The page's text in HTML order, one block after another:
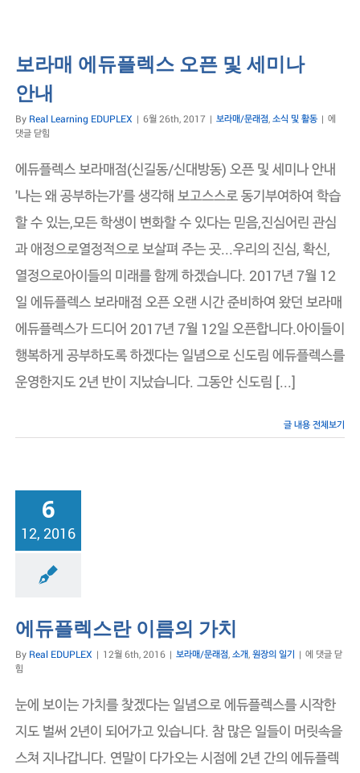
보라매 에듀플렉스 오픈 및 세미나
안내
By Real Learning EDUPLEX | 6월 26th, 2017 | 보라매/문래점,소식 및 활동 | 보
에
듀
플
렉
스
세
나
안
내
에
댓글 닫힘
에듀플렉스 보라매점(신길동/신대방동) 오픈 및 세미나 안내
'나는 왜 공부하는가'를 생각해 보고스스로 동기부여하여 학습
할 수 있는,모든 학생이 변화할 수 있다는 믿음,진심어린 관심
과 애정으로열정적으로 보살펴 주는 곳...우리의 진심, 확신,
열정으로아이들의 미래를 함께 하겠습니다. 2017년 7월 12
일 에듀플렉스 보라매점 오픈 오랜 시간 준비하여 왔던 보라매
에듀플렉스가 드디어 2017년 7월 12일 오픈합니다.아이들이
행복하게 공부하도록 하겠다는 일념으로 신도림 에듀플렉스를
운영한지도 2년 반이 지났습니다. 그동안 신도림 [...]
글 내용 전체보기
6
12, 2016
에듀플렉스란 이름의 가치
By Real EDUPLEX | 12월 6th, 2016 | 보라매/문래점,소개,원장의 일기 | 에
렉
스
란
이
름
에 댓글 닫
힘
눈에 보이는 가치를 찾겠다는 일념으로 에듀플렉스를 시작한
지도 벌써 2년이 되어가고 있습니다. 참 많은 일들이 머릿속을
스쳐 지나갑니다. 연말이 다가오는 시점에 2년 간의 에듀플렉